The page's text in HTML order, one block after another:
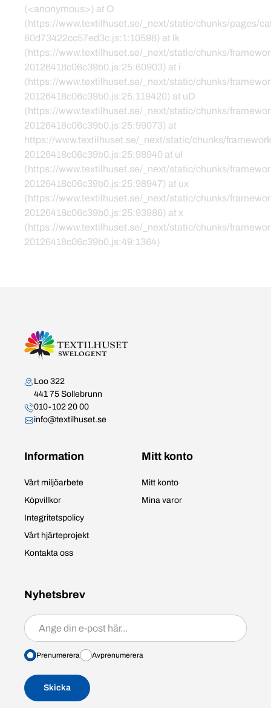
(<anonymous>) at O
(https://www.textilhuset.se/_next/static/chunks/pages/
60d73422cc57ed3c.js:1:10598) at lk
(https://www.textilhuset.se/_next/static/chunks/
20126418c06c39b0.js:25:60903) at i
(https://www.textilhuset.se/_next/static/chunks/
20126418c06c39b0.js:25:119420) at uD
(https://www.textilhuset.se/_next/static/chunks/
20126418c06c39b0.js:25:99073) at
https://www.textilhuset.se/_next/static/chunks/
20126418c06c39b0.js:25:98940 at uI
(https://www.textilhuset.se/_next/static/chunks/
20126418c06c39b0.js:25:98947) at ux
(https://www.textilhuset.se/_next/static/chunks/
20126418c06c39b0.js:25:93986) at x
(https://www.textilhuset.se/_next/static/chunks/
20126418c06c39b0.js:49:1364)
Kontakta oss
Loo 322
441 75 Sollebrunn
010-102 20 00
info@textilhuset.se
Information
Vårt miljöarbete
Köpvillkor
Integritetspolicy
Vårt hjärteprojekt
Kontakta oss
Mitt konto
Mitt konto
Mina varor
Nyhetsbrev
Prenumerera/avprenumerera
Prenumerera Avprenumerera
Skicka